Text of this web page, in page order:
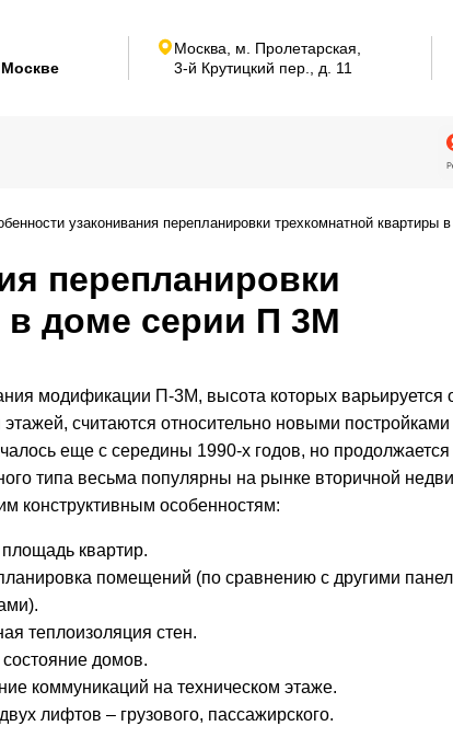
Москва, м. Пролетарская,
3-й Крутицкий пер.,
д. 11
узаконивания перепланировки трехкомнатной
перепланировки
в доме серии П 3М
модификации П-3М, высота которых варьируется
считаются относительно новыми постройками
еще с середины 1990-х годов, но продолжается
типа весьма популярны на рынке вторичной
конструктивным особенностям:
квартир.
помещений (по сравнению с другими
теплоизоляция стен.
домов.
коммуникаций на техническом этаже.
лифтов – грузового, пассажирского.